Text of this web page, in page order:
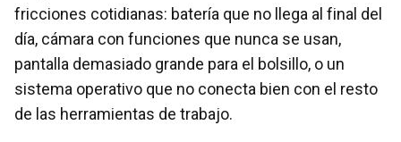
fricciones cotidianas: batería que no llega al final del
día, cámara con funciones que nunca se usan,
pantalla demasiado grande para el bolsillo, o un
sistema operativo que no conecta bien con el resto
de las herramientas de trabajo.